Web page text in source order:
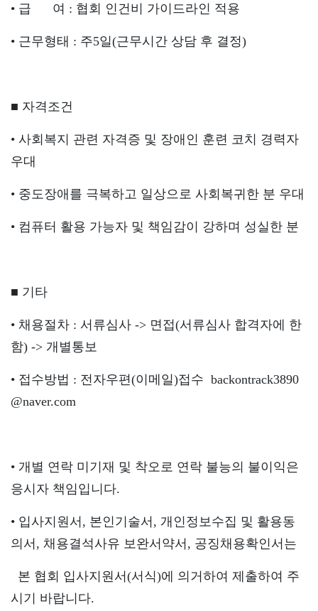
• 급 여 : 협회 인건비 가이드라인 적용
• 근무형태 : 주5일(근무시간 상담 후 결정)
■ 자격조건
• 사회복지 관련 자격증 및 장애인 훈련 코치 경력자
우대
• 중도장애를 극복하고 일상으로 사회복귀한 분 우대
• 컴퓨터 활용 가능자 및 책임감이 강하며 성실한 분
■ 기타
• 채용절차 : 서류심사 -> 면접(서류심사 합격자에 한
함) -> 개별통보
• 접수방법 : 전자우편(이메일)접수 backontrack3890
@naver.com
• 개별 연락 미기재 및 착오로 연락 불능의 불이익은
응시자 책임입니다.
• 입사지원서, 본인기술서, 개인정보수집 및 활용동
의서, 채용결석사유 보완서약서, 공징채용확인서는
본 협회 입사지원서(서식)에 의거하여 제출하여 주
시기 바랍니다.